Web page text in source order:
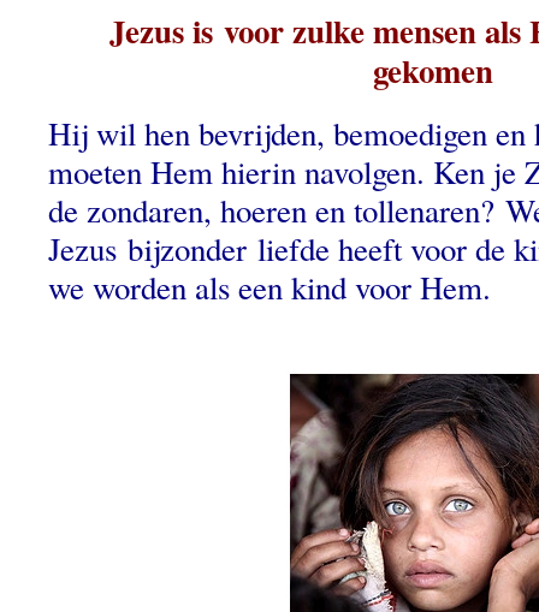
Jezus is voor zulke mensen
gekomen
Hij wil hen bevrijden, bemoedigen
moeten Hem hierin navolgen. Ken je
de zondaren, hoeren en tollenaren?
Jezus bijzonder liefde heeft voor de
we worden als een kind voor Hem.